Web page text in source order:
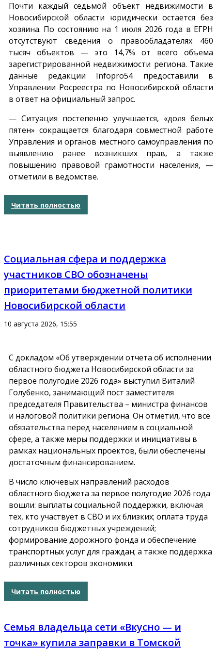
Почти каждый седьмой объект недвижимости в
Новосибирской области юридически остается без
хозяина. По состоянию на 1 июля 2026 года в ЕГРН
отсутствуют сведения о правообладателях 460
тысяч объектов — это 14,7% от всего объема
зарегистрированной недвижимости региона. Такие
данные редакции Infopro54предоставили в
Управлении Росреестра по Новосибирской области
в ответ на официальный запрос.
— Ситуация постепенно улучшается, «доля белых
пятен» сокращается благодаря совместной работе
Управления и органов местного самоуправления по
выявлению ранее возникших прав, а также
повышению правовой грамотности населения, —
отметили в ведомстве.
Читать полностью
Социальная сфера и поддержка
участников СВО обозначены
приоритетами бюджетной политики
Новосибирской области
10 августа 2026, 15:55
С докладом «Об утверждении отчета об исполнении
областного бюджета Новосибирской области за
первое полугодие 2026 года» выступил Виталий
Голубенко, занимающий пост заместителя
председателя Правительства – министра финансов
и налоговой политики региона. Он отметил, что все
обязательства перед населением в социальной
сфере, а также меры поддержки и инициативы в
рамках национальных проектов, были обеспечены
достаточным финансированием.
В число ключевых направлений расходов
областного бюджета за первое полугодие 2026 года
вошли: выплаты социальной поддержки, включая
тех, кто участвует в СВО и их близких; оплата труда
сотрудников бюджетных учреждений;
формирование дорожного фонда и обеспечение
транспортных услуг для граждан; а также поддержка
различных секторов экономики.
Читать полностью
Семья владельца сети «Вкусно — и
точка» купила заправки в Томской